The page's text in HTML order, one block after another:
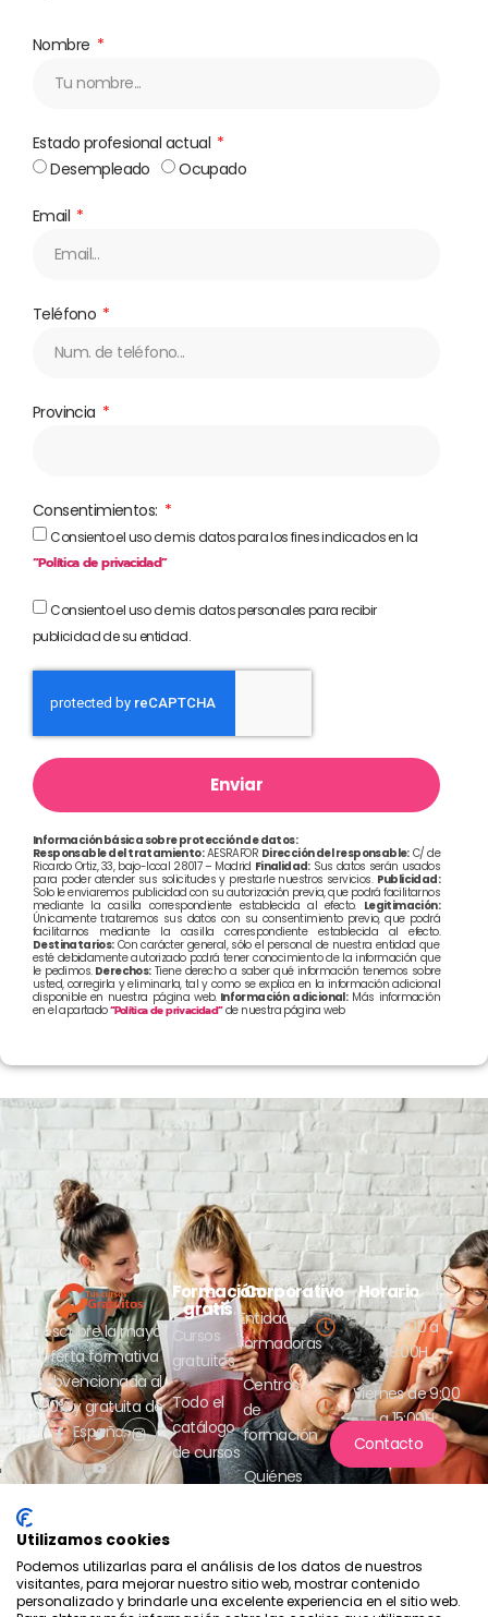
Nombre
Estado profesional actual
Desempleado
Ocupado
Email
Teléfono
Provincia
Consentimientos:
Consiento el uso de mis datos para los fines indicados en la
“Política de privacidad”
Consiento el uso de mis datos personales para recibir
publicidad de su entidad.
Enviar
Información básica sobre protección de datos:
Responsable del tratamiento:AESRAFOR Dirección del responsable:C/ de
Ricardo Ortiz, 33, bajo-local 28017 – Madrid Finalidad:Sus datos serán usados
para poder atender sus solicitudes y prestarle nuestros servicios. Publicidad:
Solo le enviaremos publicidad con su autorización previa, que podrá facilitarnos
mediante la casilla correspondiente establecida al efecto. Legitimación:
Únicamente trataremos sus datos con su consentimiento previo, que podrá
facilitarnos mediante la casilla correspondiente establecida al efecto.
Destinatarios:Con carácter general, sólo el personal de nuestra entidad que
esté debidamente autorizado podrá tener conocimiento de la información que
le pedimos.Derechos:Tiene derecho a saber qué información tenemos sobre
usted, corregirla y eliminarla, tal y como se explica en la información adicional
disponible en nuestra página web.Información adicional:Más información
en el apartado“Política de privacidad”de nuestra página web
Descubre la mayor
oferta formativa
subvencionada al
100% y gratuita de
España.
Formación
gratis
Cursos
gratuitos
Todo el
catálogo
de cursos
Corporativo
Entidades
formadoras
Centros
de
formación
Quiénes
Horario
Lunes a jueves
de 9:00 a
18:00H
Viernes de 9:00
a 15:00H
Contacto
Utilizamos cookies
Podemos utilizarlas para el análisis de los datos de nuestros
visitantes, para mejorar nuestro sitio web, mostrar contenido
personalizado y brindarle una excelente experiencia en el sitio web.